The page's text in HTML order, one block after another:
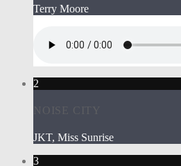
Terry Moore
2
NOISE CITY
JKT, Miss Sunrise
3